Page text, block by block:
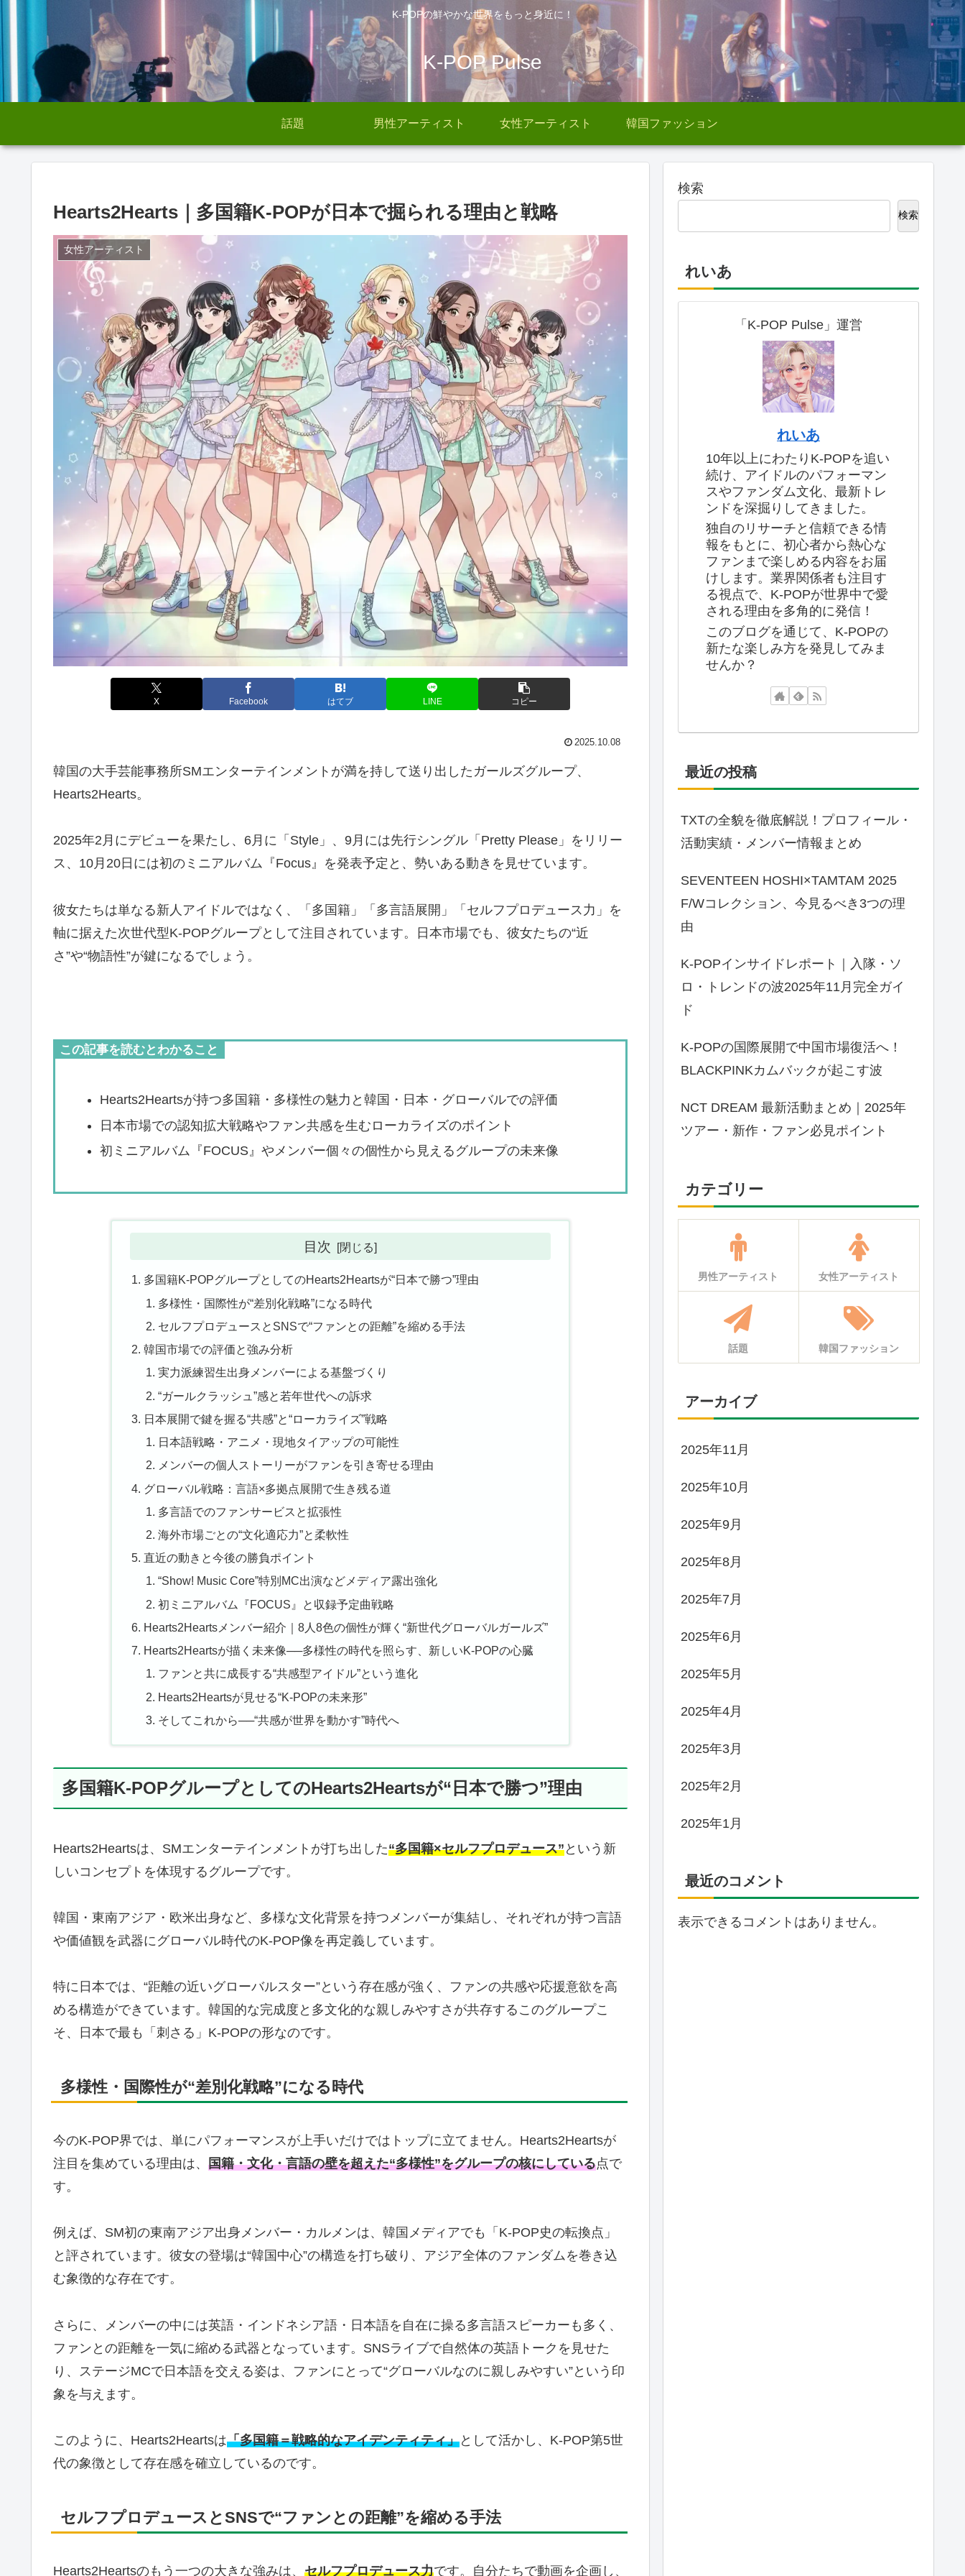
K-POPの鮮やかな世界をもっと身近に！
K-POP Pulse
話題 男性アーティスト 女性アーティスト 韓国ファッション
Hearts2Hearts｜多国籍K-POPが日本で掘られる理由と戦略
女性アーティスト
X Facebook はてブ LINE コピー
2025.10.08
韓国の大手芸能事務所SMエンターテインメントが満を持して送り出したガールズグループ、
Hearts2Hearts。
2025年2月にデビューを果たし、6月に「Style」、9月には先行シングル「Pretty Please」をリリー
ス、10月20日には初のミニアルバム『Focus』を発表予定と、勢いある動きを見せています。
彼女たちは単なる新人アイドルではなく、「多国籍」「多言語展開」「セルフプロデュース力」を
軸に据えた次世代型K-POPグループとして注目されています。日本市場でも、彼女たちの“近
さ”や“物語性”が鍵になるでしょう。
この記事を読むとわかること
Hearts2Heartsが持つ多国籍・多様性の魅力と韓国・日本・グローバルでの評価
日本市場での認知拡大戦略やファン共感を生むローカライズのポイント
初ミニアルバム『FOCUS』やメンバー個々の個性から見えるグループの未来像
目次
多国籍K-POPグループとしてのHearts2Heartsが“日本で勝つ”理由
多様性・国際性が“差別化戦略”になる時代
セルフプロデュースとSNSで“ファンとの距離”を縮める手法
韓国市場での評価と強み分析
実力派練習生出身メンバーによる基盤づくり
“ガールクラッシュ”感と若年世代への訴求
日本展開で鍵を握る“共感”と“ローカライズ”戦略
日本語戦略・アニメ・現地タイアップの可能性
メンバーの個人ストーリーがファンを引き寄せる理由
グローバル戦略：言語×多拠点展開で生き残る道
多言語でのファンサービスと拡張性
海外市場ごとの“文化適応力”と柔軟性
直近の動きと今後の勝負ポイント
“Show! Music Core”特別MC出演などメディア露出強化
初ミニアルバム『FOCUS』と収録予定曲戦略
Hearts2Heartsメンバー紹介｜8人8色の個性が輝く“新世代グローバルガールズ”
Hearts2Heartsが描く未来像──多様性の時代を照らす、新しいK-POPの心臓
ファンと共に成長する“共感型アイドル”という進化
Hearts2Heartsが見せる“K-POPの未来形”
そしてこれから──“共感が世界を動かす”時代へ
多国籍K-POPグループとしてのHearts2Heartsが“日本で勝つ”理由
Hearts2Heartsは、SMエンターテインメントが打ち出した“多国籍×セルフプロデュース”という新
しいコンセプトを体現するグループです。
韓国・東南アジア・欧米出身など、多様な文化背景を持つメンバーが集結し、それぞれが持つ言語
や価値観を武器にグローバル時代のK-POP像を再定義しています。
特に日本では、“距離の近いグローバルスター”という存在感が強く、ファンの共感や応援意欲を高
める構造ができています。韓国的な完成度と多文化的な親しみやすさが共存するこのグループこ
そ、日本で最も「刺さる」K-POPの形なのです。
多様性・国際性が“差別化戦略”になる時代
今のK-POP界では、単にパフォーマンスが上手いだけではトップに立てません。Hearts2Heartsが
注目を集めている理由は、 国籍・文化・言語の壁を超えた“多様性”をグループの核にしている点で
す。
例えば、SM初の東南アジア出身メンバー・カルメンは、韓国メディアでも「K-POP史の転換点」
と評されています。彼女の登場は“韓国中心”の構造を打ち破り、アジア全体のファンダムを巻き込
む象徴的な存在です。
さらに、メンバーの中には英語・インドネシア語・日本語を自在に操る多言語スピーカーも多く、
ファンとの距離を一気に縮める武器となっています。SNSライブで自然体の英語トークを見せた
り、ステージMCで日本語を交える姿は、ファンにとって“グローバルなのに親しみやすい”という印
象を与えます。
このように、Hearts2Heartsは「多国籍＝戦略的なアイデンティティ」として活かし、K-POP第5世
代の象徴として存在感を確立しているのです。
セルフプロデュースとSNSで“ファンとの距離”を縮める手法
Hearts2Heartsのもう一つの大きな強みは、 セルフプロデュース力です。自分たちで動画を企画し、
検索
検索
れいあ
「K-POP Pulse」運営
れいあ
10年以上にわたりK-POPを追い
続け、アイドルのパフォーマン
スやファンダム文化、最新トレ
ンドを深掘りしてきました。
独自のリサーチと信頼できる情
報をもとに、初心者から熱心な
ファンまで楽しめる内容をお届
けします。業界関係者も注目す
る視点で、K-POPが世界中で愛
される理由を多角的に発信！
このブログを通じて、K-POPの
新たな楽しみ方を発見してみま
せんか？
最近の投稿
TXTの全貌を徹底解説！プロフィール・
活動実績・メンバー情報まとめ
SEVENTEEN HOSHI×TAMTAM 2025
F/Wコレクション、今見るべき3つの理
由
K-POPインサイドレポート｜入隊・ソ
ロ・トレンドの波2025年11月完全ガイ
ド
K-POPの国際展開で中国市場復活へ！
BLACKPINKカムバックが起こす波
NCT DREAM 最新活動まとめ｜2025年
ツアー・新作・ファン必見ポイント
カテゴリー
男性アーティスト 女性アーティスト
話題 韓国ファッション
アーカイブ
2025年11月
2025年10月
2025年9月
2025年8月
2025年7月
2025年6月
2025年5月
2025年4月
2025年3月
2025年2月
2025年1月
最近のコメント
表示できるコメントはありません。